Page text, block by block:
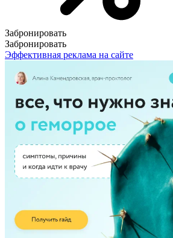
Забронировать
Забронировать
Эффективная реклама на сайте